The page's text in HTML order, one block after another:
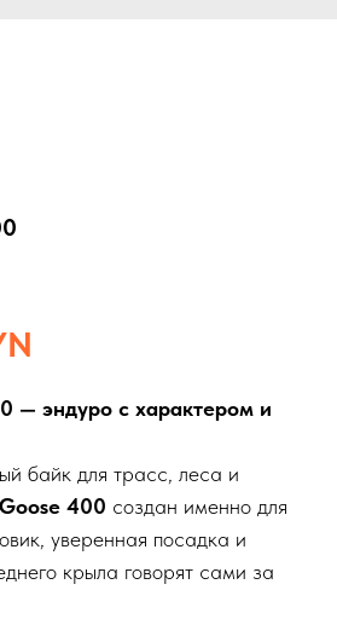
эндуро с характером и
байк для трасс, леса и
Goose 400 создан именно для
уверенная посадка и
крыла говорят сами за